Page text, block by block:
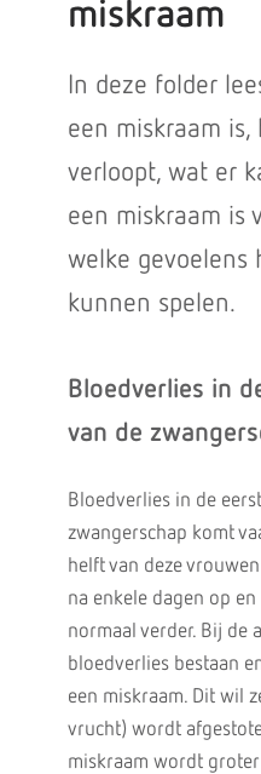
miskraam
In deze folder
een miskraam is,
verloopt, wat er
een miskraam is
welke gevoelens
kunnen spelen.
Bloedverlies in
van de
Bloedverlies in de
zwangerschap komt
helft van deze
na enkele dagen op
normaal verder. Bij de
bloedverlies bestaan
een miskraam. Dit wil
vrucht) wordt
miskraam wordt